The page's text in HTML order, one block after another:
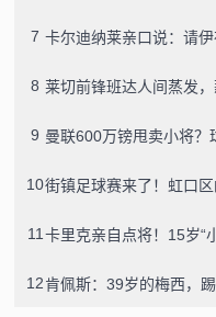
7
8
9
10街镇足球赛来了！虹口
11
12肯佩斯：39岁的梅西，